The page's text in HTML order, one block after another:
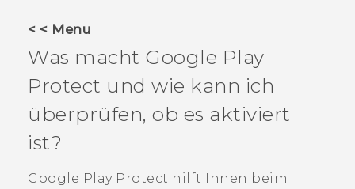
VIVERSE
UNTERSTÜTZUNG
HTC-Geräte und Zubehör
Anmelden
< < Menu
Was macht Google Play
Protect und wie kann ich
überprüfen, ob es aktiviert
ist?
Google Play Protect hilft Ihnen beim